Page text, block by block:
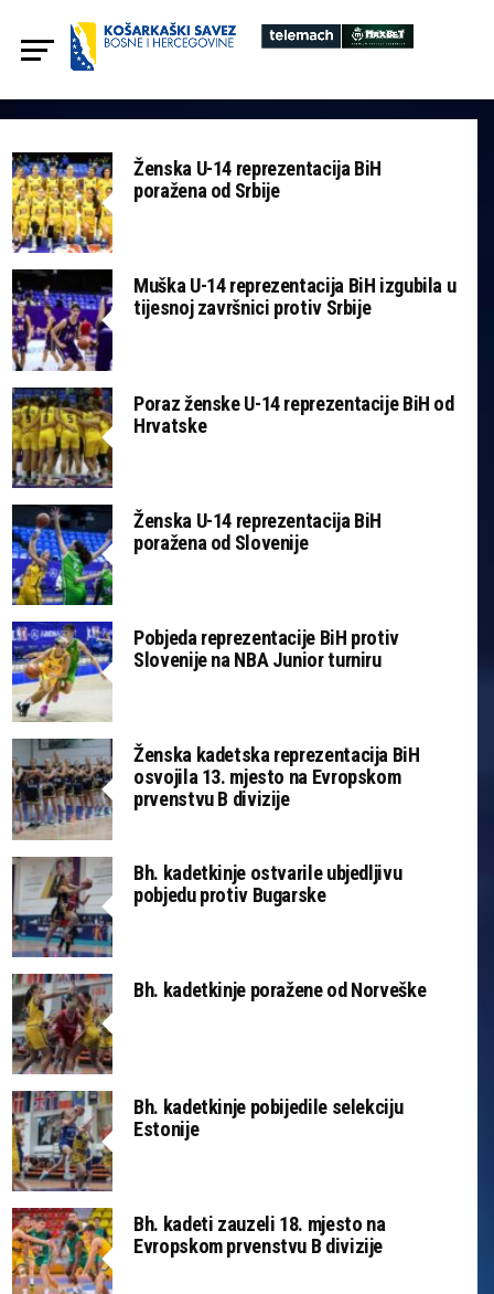
Ženska U-14 reprezentacija BiH
poražena od Srbije
Muška U-14 reprezentacija BiH izgubila u
tijesnoj završnici protiv Srbije
Poraz ženske U-14 reprezentacije BiH od
Hrvatske
Ženska U-14 reprezentacija BiH
poražena od Slovenije
Pobjeda reprezentacije BiH protiv
Slovenije na NBA Junior turniru
Ženska kadetska reprezentacija BiH
osvojila 13. mjesto na Evropskom
prvenstvu B divizije
Bh. kadetkinje ostvarile ubjedljivu
pobjedu protiv Bugarske
Bh. kadetkinje poražene od Norveške
Bh. kadetkinje pobijedile selekciju
Estonije
Bh. kadeti zauzeli 18. mjesto na
Evropskom prvenstvu B divizije